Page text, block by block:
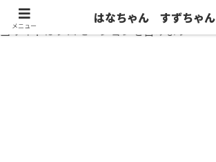
当サイトはプロモーションを含みます
メニュー
はなちゃん すずちゃん